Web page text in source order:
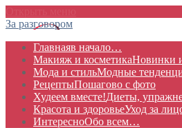
За разговором
Главнаяв начало…
Макияж и косметикаНовинки
Мода и стильМодные
РецептыПошагово с фото
Худеем вместе!Диеты,
Красота и здоровьеУход за
ИнтересноОбо всем…